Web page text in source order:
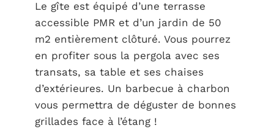
Le gîte est équipé d’une terrasse
accessible PMR et d’un jardin de 50
m2 entièrement clôturé. Vous pourrez
en profiter sous la pergola avec ses
transats, sa table et ses chaises
d’extérieures. Un barbecue à charbon
vous permettra de déguster de bonnes
grillades face à l’étang !